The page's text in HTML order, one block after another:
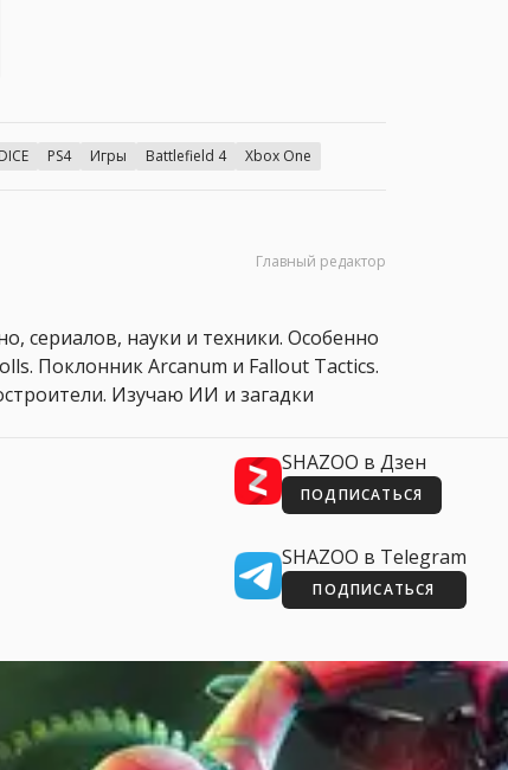
DICE PS4 Игры Battlefield 4 Xbox One
Главный редактор
сериалов, науки и техники. Особенно
Поклонник Arcanum и Fallout Tactics.
Изучаю ИИ и загадки
SHAZOO в Дзен
ПОДПИСАТЬСЯ
SHAZOO в Telegram
ПОДПИСАТЬСЯ